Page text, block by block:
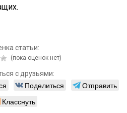
статьи:
(пока оценок нет)
с друзьями:
Поделиться
Отправить
Класснуть